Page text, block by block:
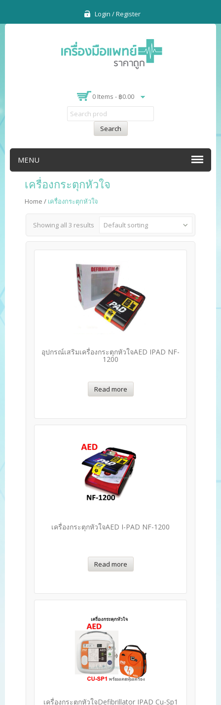
Login / Register
0 Items - ฿0.00
Search
MENU
เครื่องกระตุกหัวใจ
Home / เครื่องกระตุกหัวใจ
Showing all 3 results Default sorting
อุปกรณ์เสริมเครื่องกระตุกหัวใจAED IPAD NF-
1200
Read more
เครื่องกระตุกหัวใจAED I-PAD NF-1200
Read more
เครื่องกระตุกหัวใจDefibrillator IPAD Cu-Sp1